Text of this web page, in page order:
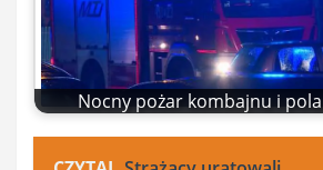
Nocny pożar kombajnu i pola